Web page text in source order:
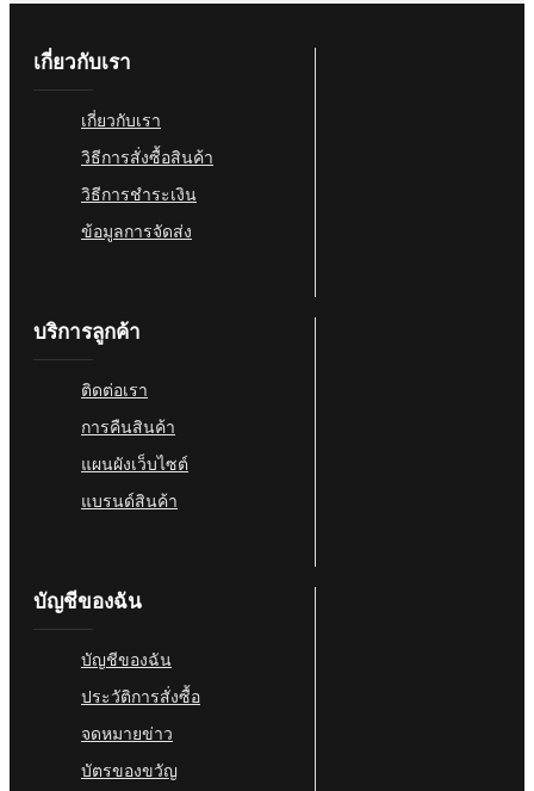
เกี่ยวกับเรา
เกี่ยวกับเรา
วิธีการสั่งซื้อสินค้า
วิธีการชำระเงิน
ข้อมูลการจัดส่ง
บริการลูกค้า
ติดต่อเรา
การคืนสินค้า
แผนผังเว็บไซต์
แบรนด์สินค้า
บัญชีของฉัน
บัญชีของฉัน
ประวัติการสั่งซื้อ
จดหมายข่าว
บัตรของขวัญ